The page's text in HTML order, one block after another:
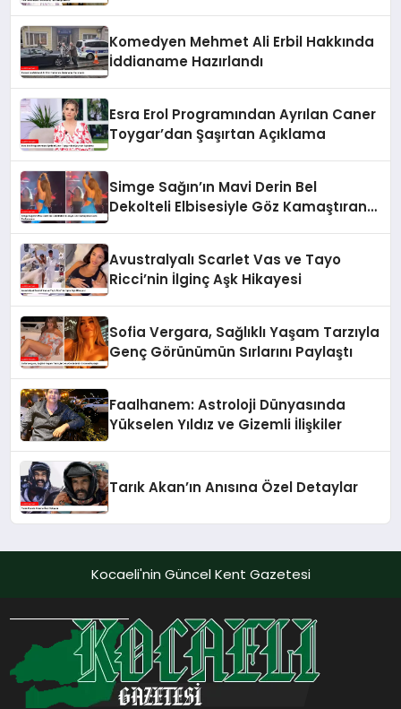
Komedyen Mehmet Ali Erbil Hakkında
İddianame Hazırlandı
Esra Erol Programından Ayrılan Caner
Toygar’dan Şaşırtan Açıklama
Simge Sağın’ın Mavi Derin Bel
Dekolteli Elbisesiyle Göz Kamaştıran
Avustralyalı Scarlet Vas ve Tayo
Ricci’nin İlginç Aşk Hikayesi
Sofia Vergara, Sağlıklı Yaşam Tarzıyla
Genç Görünümün Sırlarını Paylaştı
Faalhanem: Astroloji Dünyasında
Yükselen Yıldız ve Gizemli İlişkiler
Tarık Akan’ın Anısına Özel Detaylar
Kocaeli'nin Güncel Kent Gazetesi